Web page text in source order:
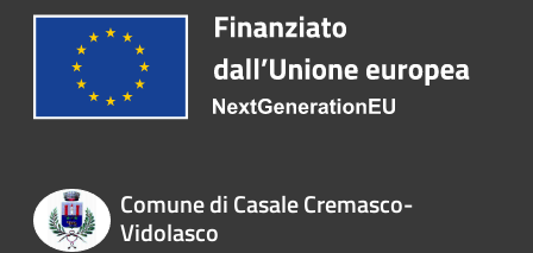
Comune di Casale Cremasco-
Vidolasco